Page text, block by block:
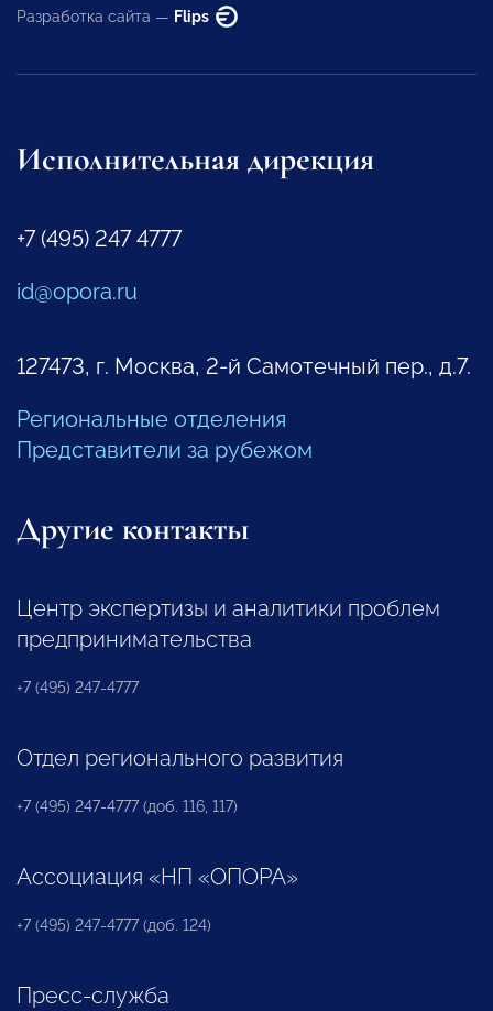
Разработка сайта — Flips
Исполнительная дирекция
+7 (495) 247 4777
id@opora.ru
127473, г. Москва, 2-й Самотечный пер., д.7.
Региональные отделения
Представители за рубежом
Другие контакты
Центр экспертизы и аналитики проблем
предпринимательства
+7 (495) 247-4777
Отдел регионального развития
+7 (495) 247-4777 (доб. 116, 117)
Ассоциация «НП «ОПОРА»
+7 (495) 247-4777 (доб. 124)
Пресс-служба